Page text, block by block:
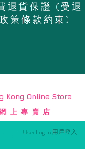
退貨保證 (受退
策條款約束)
Kong Online Store
上專賣店
User Log In 用戶登入